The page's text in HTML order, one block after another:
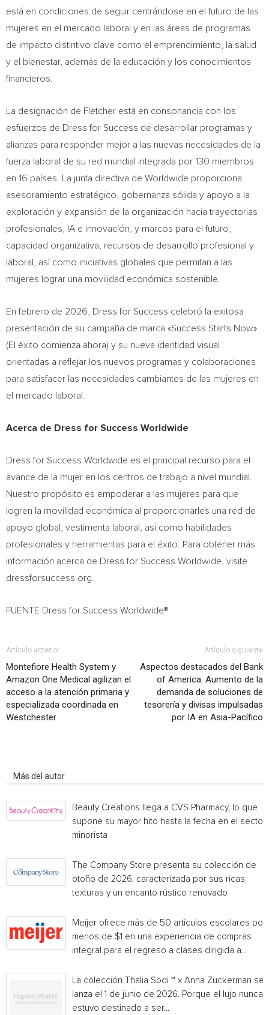
está en condiciones de seguir centrándose en el futuro de las
mujeres en el mercado laboral y en las áreas de programas
de impacto distintivo clave como el emprendimiento, la salud
y el bienestar, además de la educación y los conocimientos
financieros.
La designación de Fletcher está en consonancia con los
esfuerzos de Dress for Success de desarrollar programas y
alianzas para responder mejor a las nuevas necesidades de la
fuerza laboral de su red mundial integrada por 130 miembros
en 16 países. La junta directiva de Worldwide proporciona
asesoramiento estratégico, gobernanza sólida y apoyo a la
exploración y expansión de la organización hacia trayectorias
profesionales, IA e innovación, y marcos para el futuro,
capacidad organizativa, recursos de desarrollo profesional y
laboral, así como iniciativas globales que permitan a las
mujeres lograr una movilidad económica sostenible.
En febrero de 2026, Dress for Success celebró la exitosa
presentación de su campaña de marca «Success Starts Now»
(El éxito comienza ahora) y su nueva identidad visual
orientadas a reflejar los nuevos programas y colaboraciones
para satisfacer las necesidades cambiantes de las mujeres en
el mercado laboral.
Acerca de Dress for Success Worldwide
Dress for Success Worldwide es el principal recurso para el
avance de la mujer en los centros de trabajo a nivel mundial.
Nuestro propósito es empoderar a las mujeres para que
logren la movilidad económica al proporcionarles una red de
apoyo global, vestimenta laboral, así como habilidades
profesionales y herramientas para el éxito. Para obtener más
información acerca de Dress for Success Worldwide, visite
dressforsuccess.org.
FUENTE Dress for Success Worldwide®
Artículo anterior
Montefiore Health System y
Amazon One Medical agilizan el
acceso a la atención primaria y
especializada coordinada en
Westchester
Artículo siguiente
Aspectos destacados del Bank
of America: Aumento de la
demanda de soluciones de
tesorería y divisas impulsadas
por IA en Asia-Pacífico
Más del autor
Beauty Creations llega a CVS Pharmacy, lo que
supone su mayor hito hasta la fecha en el sector
minorista
The Company Store presenta su colección de
otoño de 2026, caracterizada por sus ricas
texturas y un encanto rústico renovado
Meijer ofrece más de 50 artículos escolares por
menos de $1 en una experiencia de compras
integral para el regreso a clases dirigida a...
La colección Thalia Sodi ™ x Anna Zuckerman se
lanza el 1 de junio de 2026. Porque el lujo nunca
estuvo destinado a ser...